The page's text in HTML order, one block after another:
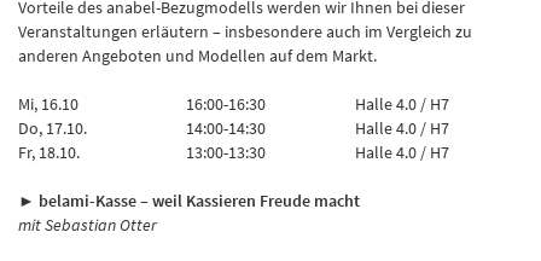
Vorteile des anabel-Bezugmodells werden wir Ihnen bei dieser
Veranstaltungen erläutern – insbesondere auch im Vergleich zu
anderen Angeboten und Modellen auf dem Markt.
Mi, 16.10 16:00-16:30
Halle 4.0 / H7
Do, 17.10.
14:00-14:30
Halle 4.0 / H7
Fr, 18.10.
13:00-13:30 Halle 4.0 / H7
► belami-Kasse – weil Kassieren Freude macht
mit Sebastian Otter